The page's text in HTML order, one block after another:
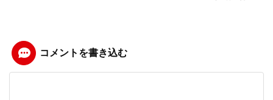
コメントを書き込む